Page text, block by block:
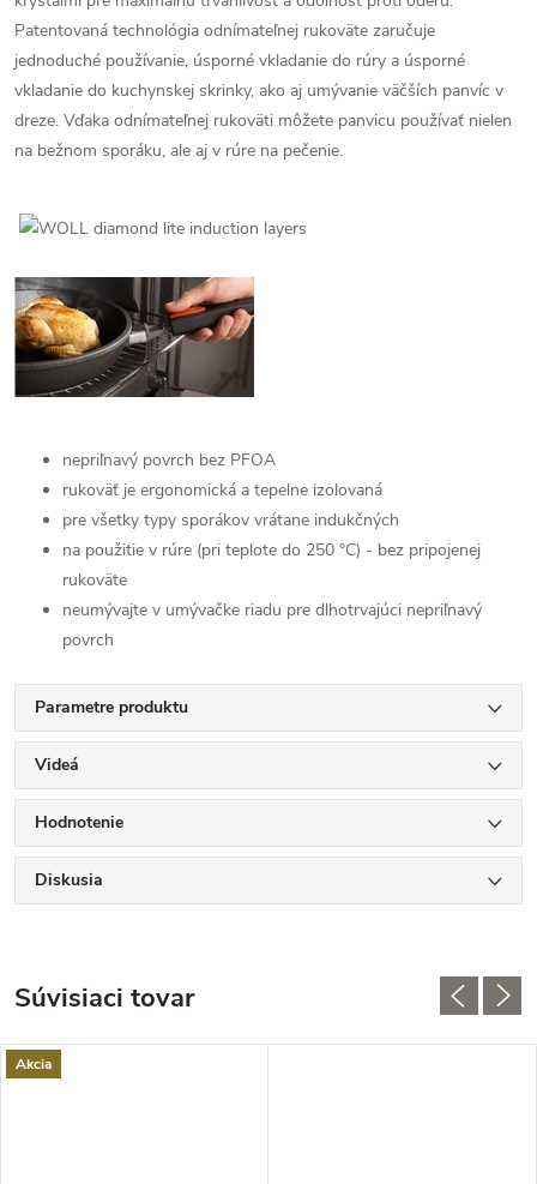
Patentovaná technológia odnímateľnej rukoväte zaručuje
jednoduché používanie, úsporné vkladanie do rúry a úsporné
vkladanie do kuchynskej skrinky, ako aj umývanie väčších panvíc v
dreze. Vďaka odnímateľnej rukoväti môžete panvicu používať nielen
na bežnom sporáku, ale aj v rúre na pečenie.
nepriľnavý povrch bez PFOA
rukoväť je ergonomická a tepelne izolovaná
pre všetky typy sporákov vrátane indukčných
na použitie v rúre (pri teplote do 250 °C) - bez pripojenej
rukoväte
neumývajte v umývačke riadu pre dlhotrvajúci nepriľnavý
povrch
Parametre produktu
Videá
Hodnotenie
Diskusia
Súvisiaci tovar
Akcia